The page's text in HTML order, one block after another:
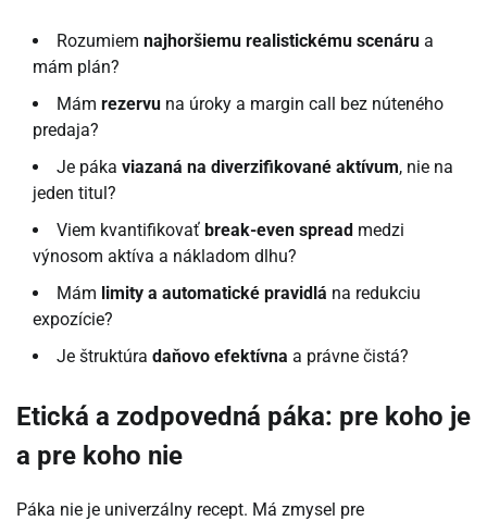
Rozumiem najhoršiemu realistickému scenáru a
mám plán?
Mám rezervu na úroky a margin call bez núteného
predaja?
Je páka viazaná na diverzifikované aktívum, nie na
jeden titul?
Viem kvantifikovať break-even spread medzi
výnosom aktíva a nákladom dlhu?
Mám limity a automatické pravidlá na redukciu
expozície?
Je štruktúra daňovo efektívna a právne čistá?
Etická a zodpovedná páka: pre koho je
a pre koho nie
Páka nie je univerzálny recept. Má zmysel pre